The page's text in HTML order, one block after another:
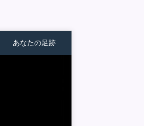
あなたの足跡